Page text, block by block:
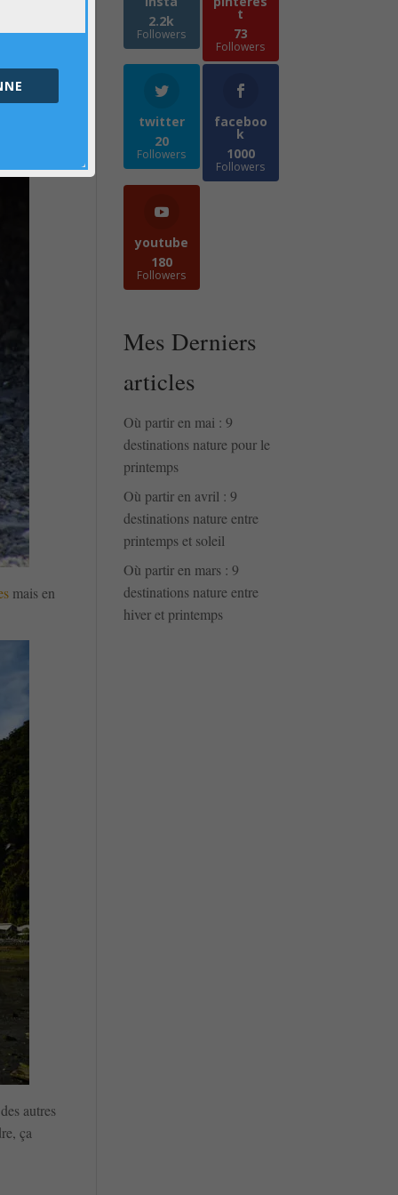
mais en
autres
ça
2.2k
Followers
t
73
Followers
twitter
20
Followers
faceboo
k
1000
Followers
youtube
180
Followers
Mes Derniers
articles
Où partir en mai : 9
destinations nature pour le
printemps
Où partir en avril : 9
destinations nature entre
printemps et soleil
Où partir en mars : 9
destinations nature entre
hiver et printemps